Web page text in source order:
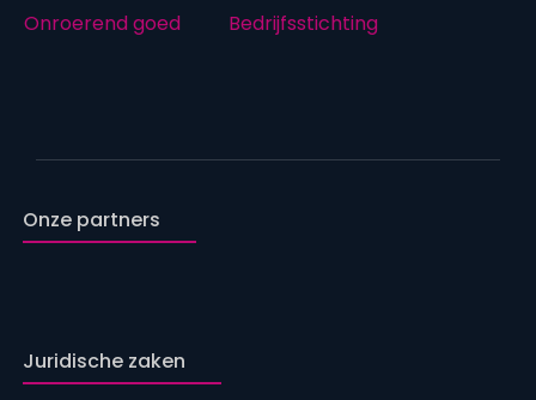
Onroerend goed
Bedrijfsstichting
Onze partners
Juridische zaken